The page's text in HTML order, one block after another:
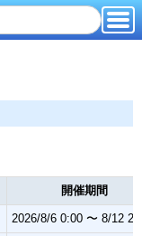
開催期間
2026/8/6 0:00 〜 8/12